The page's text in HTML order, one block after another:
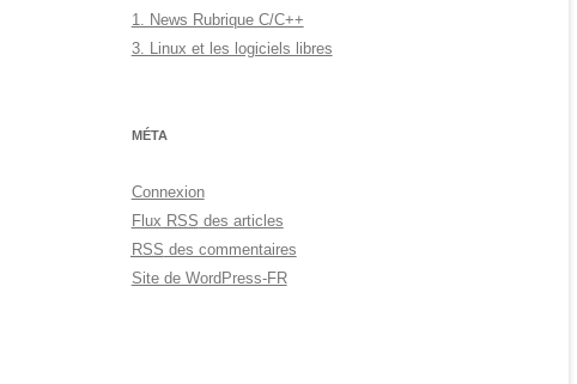
1. News Rubrique C/C++
3. Linux et les logiciels libres
MÉTA
Connexion
Flux RSS des articles
RSS des commentaires
Site de WordPress-FR